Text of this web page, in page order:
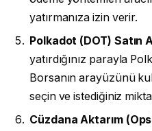
yatırmanıza izin verir.
Polkadot (DOT) Satın
yatırdığınız parayla
Borsanın arayüzünü
seçin ve istediğiniz
Cüzdana Aktarım